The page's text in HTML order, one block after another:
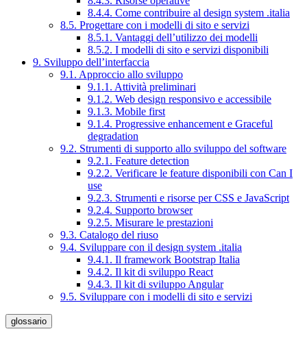
8.4.4. Come contribuire al design system .italia
8.5. Progettare con i modelli di sito e servizi
8.5.1. Vantaggi dell’utilizzo dei modelli
8.5.2. I modelli di sito e servizi disponibili
9. Sviluppo dell’interfaccia
9.1. Approccio allo sviluppo
9.1.1. Attività preliminari
9.1.2. Web design responsivo e accessibile
9.1.3. Mobile first
9.1.4. Progressive enhancement e Graceful
degradation
9.2. Strumenti di supporto allo sviluppo del software
9.2.1. Feature detection
9.2.2. Verificare le feature disponibili con Can I
use
9.2.3. Strumenti e risorse per CSS e JavaScript
9.2.4. Supporto browser
9.2.5. Misurare le prestazioni
9.3. Catalogo del riuso
9.4. Sviluppare con il design system .italia
9.4.1. Il framework Bootstrap Italia
9.4.2. Il kit di sviluppo React
9.4.3. Il kit di sviluppo Angular
9.5. Sviluppare con i modelli di sito e servizi
glossario